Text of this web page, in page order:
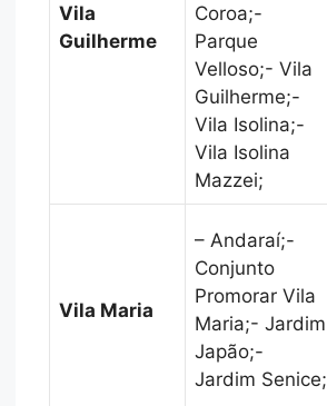
Vila
Guilherme
Coroa;-
Parque
Velloso;- Vila
Guilherme;-
Vila Isolina;-
Vila Isolina
Mazzei;
Vila Maria
– Andaraí;-
Conjunto
Promorar Vila
Maria;- Jardim
Japão;-
Jardim Senice;